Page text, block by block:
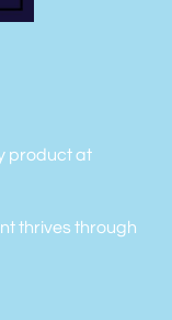
product at
thrives through